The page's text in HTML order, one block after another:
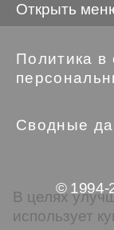
Открыть
Политика в
Сводные
© 1994-
В целях
использует